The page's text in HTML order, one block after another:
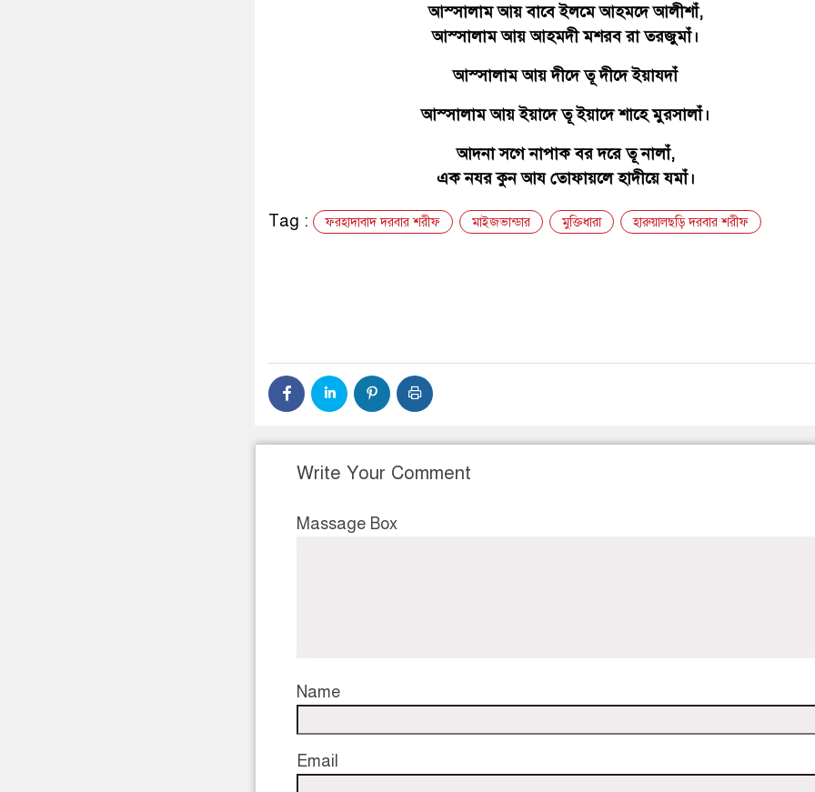
আস্সালাম আয় বাবে ইলমে আহমদে আলীশাঁ,
আস্সালাম আয় আহমদী মশরব রা তরজুমাঁ।
আস্সালাম আয় দীদে তূ দীদে ইয়াযদাঁ
আস্সালাম আয় ইয়াদে তূ ইয়াদে শাহে মুরসালাঁ।
আদনা সগে নাপাক বর দরে তূ নালাঁ,
এক নযর কুন আয তোফায়লে হাদীয়ে যমাঁ।
Tag : ফরহাদাবাদ দরবার শরীফ মাইজভান্ডার মুক্তিধারা হারুয়ালছড়ি দরবার শরীফ
Write Your Comment
Massage Box
Name
Email